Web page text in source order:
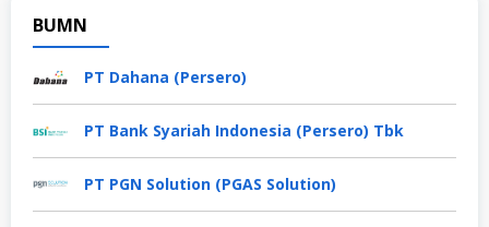
BUMN
PT Dahana (Persero)
PT Bank Syariah Indonesia (Persero) Tbk
PT PGN Solution (PGAS Solution)